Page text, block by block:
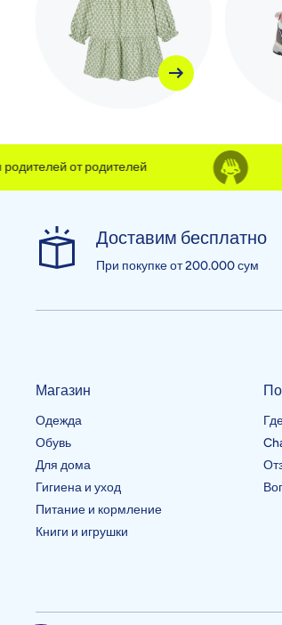
от родителей
Доставим бесплатно
При покупке от 200.000 сум
Магазин
Одежда
Обувь
Для дома
Гигиена и уход
Питание и кормление
Книги и игрушки